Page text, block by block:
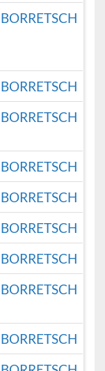
BORRETSCH
BORRETSCH
BORRETSCH
BORRETSCH
BORRETSCH
BORRETSCH
BORRETSCH
BORRETSCH
BORRETSCH